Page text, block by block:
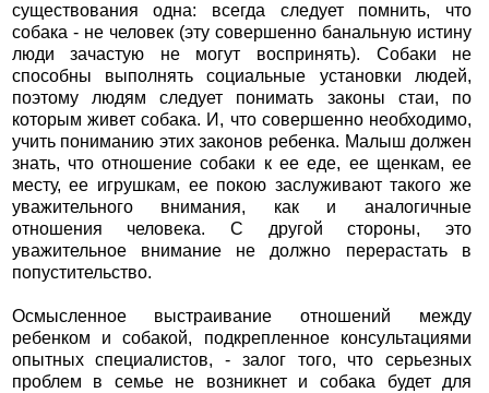
существования одна: всегда следует помнить, что
собака - не человек (эту совершенно банальную истину
люди зачастую не могут воспринять). Собаки не
способны выполнять социальные установки людей,
поэтому людям следует понимать законы стаи, по
которым живет собака. И, что совершенно необходимо,
учить пониманию этих законов ребенка. Малыш должен
знать, что отношение собаки к ее еде, ее щенкам, ее
месту, ее игрушкам, ее покою заслуживают такого же
уважительного внимания, как и аналогичные
отношения человека. С другой стороны, это
уважительное внимание не должно перерастать в
попустительство.
Осмысленное выстраивание отношений между
ребенком и собакой, подкрепленное консультациями
опытных специалистов, - залог того, что серьезных
проблем в семье не возникнет и собака будет для